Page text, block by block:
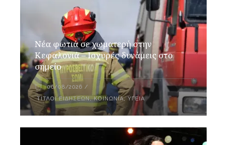
Νέα φωτιά σε χωματερή στην
Κεφαλονιά – Ισχυρές δυνάμεις στο
σημείο
06/08/2026
ΤΊΤΛΟΙ ΕΙΔΉΣΕΩΝ,ΚΟΙΝΩΝΙΑ,ΥΓΕΊΑ